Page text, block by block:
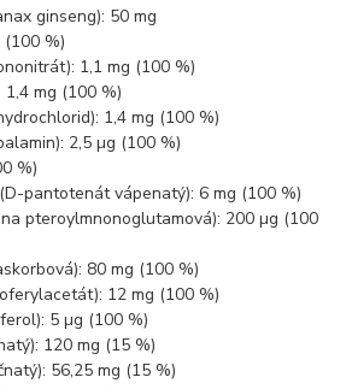
ginseng): 50 mg
%)
1,1 mg (100 %)
mg (100 %)
1,4 mg (100 %)
2,5 µg (100 %)
%)
pantotenát vápenatý): 6 mg (100 %)
pteroylmnonoglutamová): 200 µg (100
80 mg (100 %)
12 mg (100 %)
5 µg (100 %)
120 mg (15 %)
56,25 mg (15 %)